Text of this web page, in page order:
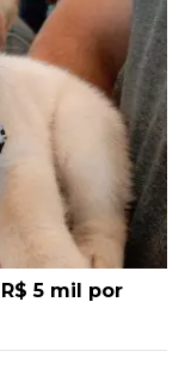
5 mil por